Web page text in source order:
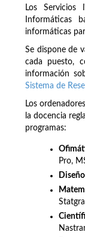
Los Servicios
Informáticas
informáticas
Se dispone de
cada puesto,
información
Sistema de
Los
la docencia
programas:
Pro,
Diseño